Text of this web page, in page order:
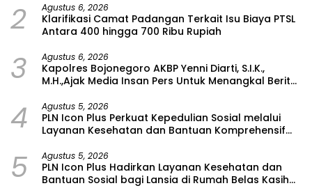
masyarakat, hingga
mendukung berbagai
program strategis
ini dilaksanakan dalam
rangka memperkuat
sinergitas dan soliditas
antara institusi Polri dan
Kejaksaan sebagai pilar
utama kedaulatan
bangsa. Dengan
komunikasi yang baik dan
kerja sama yang erat,
diharapkan setiap
pelaksanaan tugas dapat
2 Agustus 6, 2026
Klarifikasi Camat Padangan Terkait Isu Biaya PTSL
Antara 400 hingga 700 Ribu Rupiah
3 Agustus 6, 2026
Kapolres Bojonegoro AKBP Yenni Diarti, S.I.K.,
M.H.,Ajak Media Insan Pers Untuk Menangkal Berita
4 Agustus 5, 2026
PLN Icon Plus Perkuat Kepedulian Sosial melalui
Layanan Kesehatan dan Bantuan Komprehensif
5 Agustus 5, 2026
PLN Icon Plus Hadirkan Layanan Kesehatan dan
Bantuan Sosial bagi Lansia di Rumah Belas Kasih